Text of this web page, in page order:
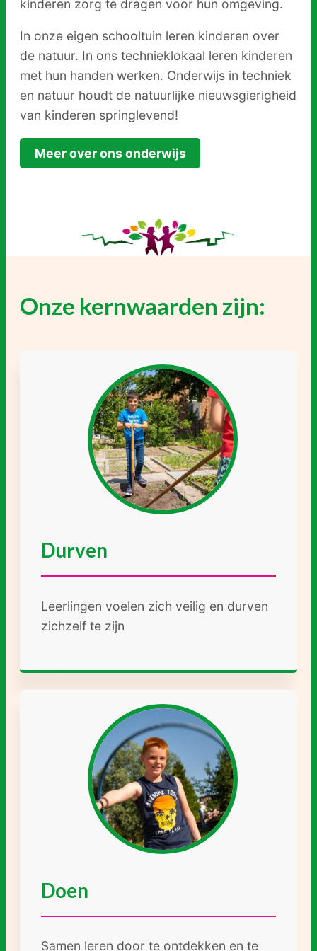
kinderen zorg te dragen voor hun omgeving.
In onze eigen schooltuin leren kinderen over
de natuur. In ons technieklokaal leren kinderen
met hun handen werken. Onderwijs in techniek
en natuur houdt de natuurlijke nieuwsgierigheid
van kinderen springlevend!
Meer over ons onderwijs
Onze kernwaarden zijn:
Durven
Leerlingen voelen zich veilig en durven
zichzelf te zijn
Doen
Samen leren door te ontdekken en te